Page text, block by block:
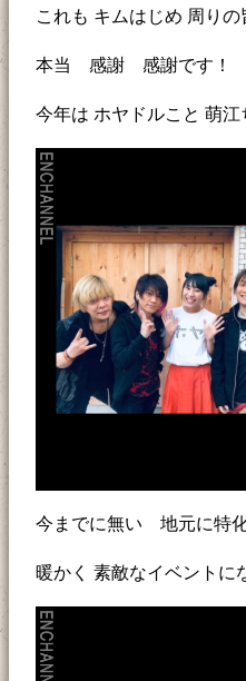
これも キムはじめ 周り
本当 感謝 感謝です！
今年は ホヤドルこと 萌
今までに無い 地元に特
暖かく 素敵なイベントに